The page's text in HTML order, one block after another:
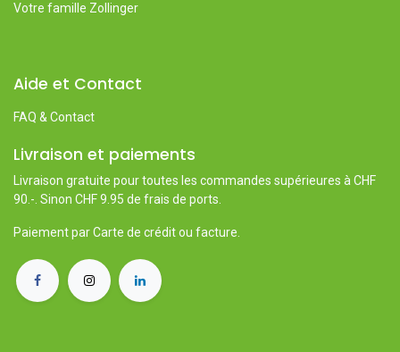
Votre famille Zollinger
Aide et Contact
FAQ & Contact
Livraison et paiements
Livraison gratuite pour toutes les commandes supérieures à CHF
90.-. Sinon CHF 9.95 de frais de ports.
Paiement par Carte de crédit ou facture.